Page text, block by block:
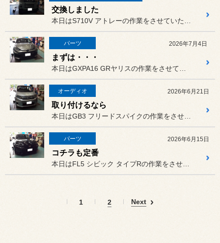
交換しました
パーツ 2026年7月4日
まずは・・・
オーディオ 2026年6月21日
取り付けるなら
パーツ 2026年6月15日
コチラも定番
1 2 Next